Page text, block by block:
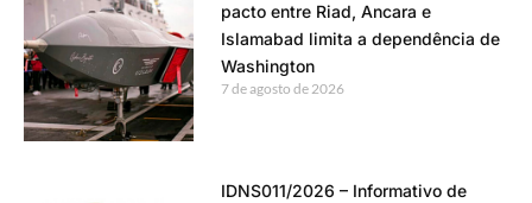
pacto entre Riad, Ancara e
Islamabad limita a dependência de
Washington
7 de agosto de 2026
IDNS011/2026 – Informativo de